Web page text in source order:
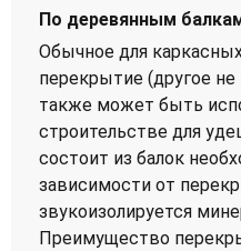
По деревянным
Обычное для
перекрытие (другое
также может быть
строительстве для
состоит из балок
зависимости от
звукоизолируется
Преимущество